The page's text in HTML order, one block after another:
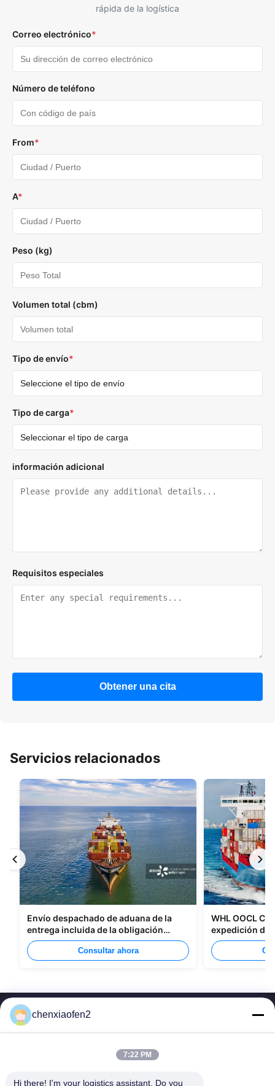
rápida de la logística
Correo electrónico*
Número de teléfono
From*
A*
Peso (kg)
Volumen total (cbm)
Tipo de envío*
Tipo de carga*
información adicional
Requisitos especiales
Obtener una cita
Servicios relacionados
Envío despachado de aduana de la
entrega incluida de la obligación
tributaria todos los tipos de
empaquetadoConsultar ahora
WHL OOCL
expedición de
China a
chenxiaofen2
7:22 PM
Hi there! I'm your logistics assistant. Do you